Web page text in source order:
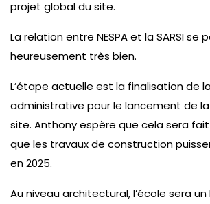
projet global du site.
La relation entre NESPA et la SARSI se
heureusement très bien.
L’étape actuelle est la finalisation de
administrative pour le lancement de
site. Anthony espère que cela sera
que les travaux de construction
en 2025.
Au niveau architectural, l’école sera